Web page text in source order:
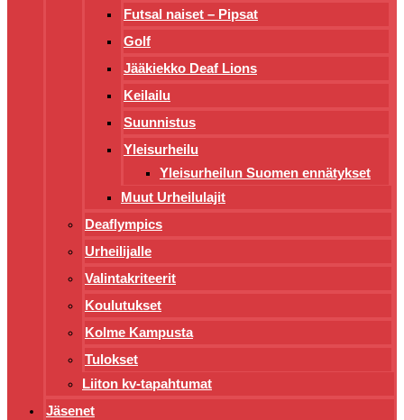
Futsal naiset – Pipsat
Golf
Jääkiekko Deaf Lions
Keilailu
Suunnistus
Yleisurheilu
Yleisurheilun Suomen ennätykset
Muut Urheilulajit
Deaflympics
Urheilijalle
Valintakriteerit
Koulutukset
Kolme Kampusta
Tulokset
Liiton kv-tapahtumat
Jäsenet